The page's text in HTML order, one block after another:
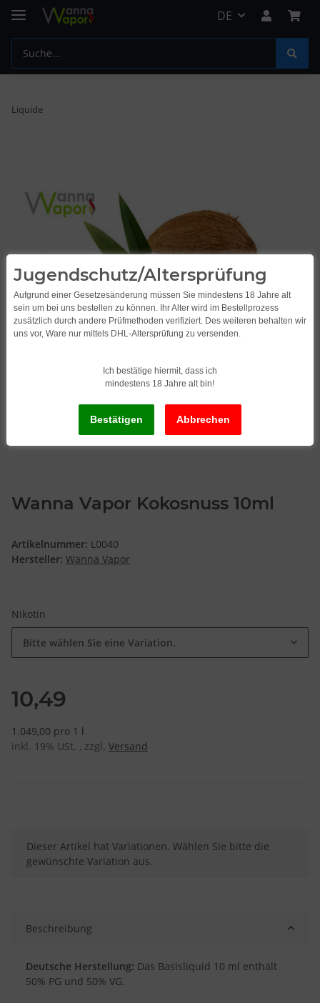
DE
Liquide
Wanna Vapor Kokosnuss 10ml
Artikelnummer: L0040
Hersteller: Wanna Vapor
Nikotin
Bitte wählen Sie eine Variation.
10,49
1.049,00 pro 1 l
inkl. 19% USt. , zzgl. Versand
x
Dieser Artikel hat Variationen. Wählen Sie bitte die
gewünschte Variation aus.
Beschreibung
Deutsche Herstellung: Das Basisliquid 10 ml enthält
50% PG und 50% VG.
Jugendschutz/Altersprüfung
Aufgrund einer Gesetzesänderung müssen Sie mindestens 18 Jahre alt
sein um bei uns bestellen zu können. Ihr Alter wird im Bestellprozess
zusätzlich durch andere Prüfmethoden verifiziert. Des weiteren behalten wir
uns vor, Ware nur mittels DHL-Altersprüfung zu versenden.
Ich bestätige hiermit, dass ich
mindestens 18 Jahre alt bin!